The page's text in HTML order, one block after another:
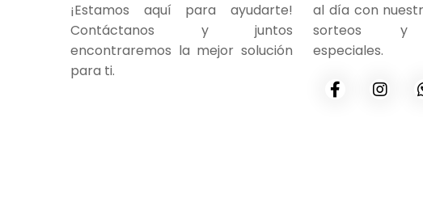
¡Estamos aquí para ayudarte!
Contáctanos y juntos
encontraremos la mejor solución
para ti.
al día con
sorteos y
especiales.